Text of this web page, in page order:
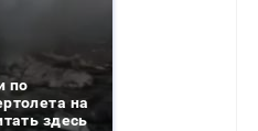
по
на
здесь